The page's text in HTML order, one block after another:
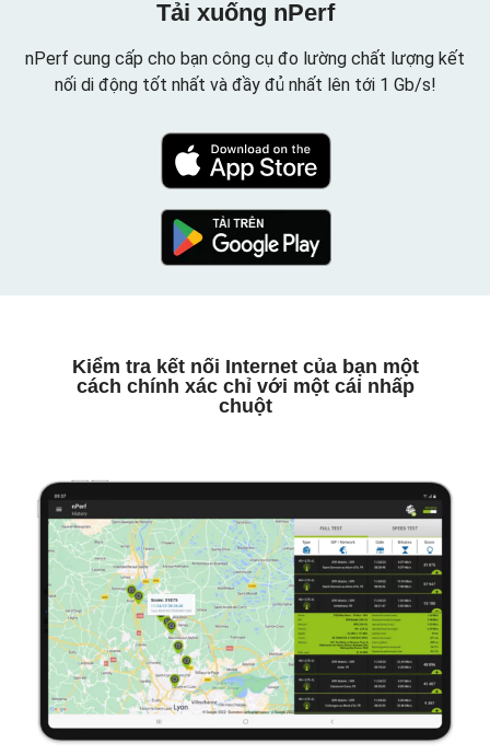
Tải xuống nPerf
nPerf cung cấp cho bạn công cụ đo lường chất lượng kết
nối di động tốt nhất và đầy đủ nhất lên tới 1 Gb/s!
Kiểm tra kết nối Internet của bạn một
cách chính xác chỉ với một cái nhấp
chuột